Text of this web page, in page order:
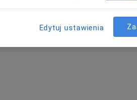
Edytuj ustawienia